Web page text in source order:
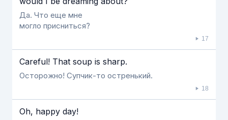
Да. Что еще мне
могло присниться?
17
Careful! That soup is sharp.
Осторожно! Супчик-то остренький.
18
Oh, happy day!